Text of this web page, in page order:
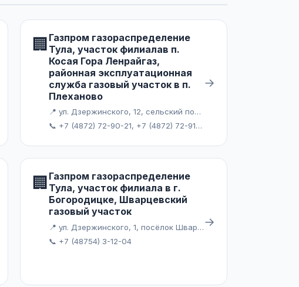
🏢 Газпром газораспределение
Тула, участок филиалав п.
Косая Гора Ленрайгаз,
районная эксплуатационная
служба газовый участок в п.
Плеханово
📍 ул. Дзержинского, 12, сельский посёлок Барсуки
📞 +7 (4872) 72-90-21, +7 (4872) 72-91-04
→
🏢 Газпром газораспределение
Тула, участок филиала в г.
Богородицке, Шварцевский
газовый участок
📍 ул. Дзержинского, 1, посёлок Шварцевский
📞 +7 (48754) 3-12-04
→